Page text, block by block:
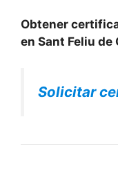
Obtener
en Sant Feliu de
Solicitar